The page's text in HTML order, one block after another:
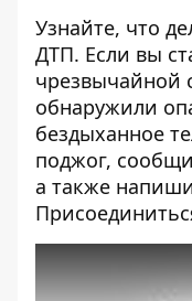
Узнайте, что
ДТП. Если вы
чрезвычайной
обнаружили
бездыханное
поджог,
а также